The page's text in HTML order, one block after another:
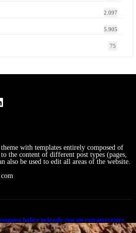
2.097
5.905
75
with templates entirely composed of
the content of different post types (pages,
also be used to edit all areas of the website.
haber peleado con un extraterrestre